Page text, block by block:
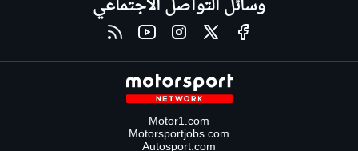
وسائل التواصل الاجتماعي
Motor1.com
Motorsportjobs.com